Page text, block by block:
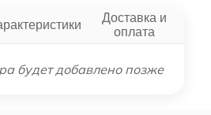
Доставка и
оплата
будет добавлено позже